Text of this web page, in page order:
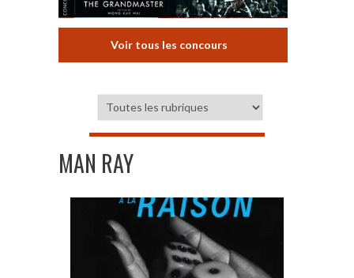
Voir tous les concours
MAN RAY